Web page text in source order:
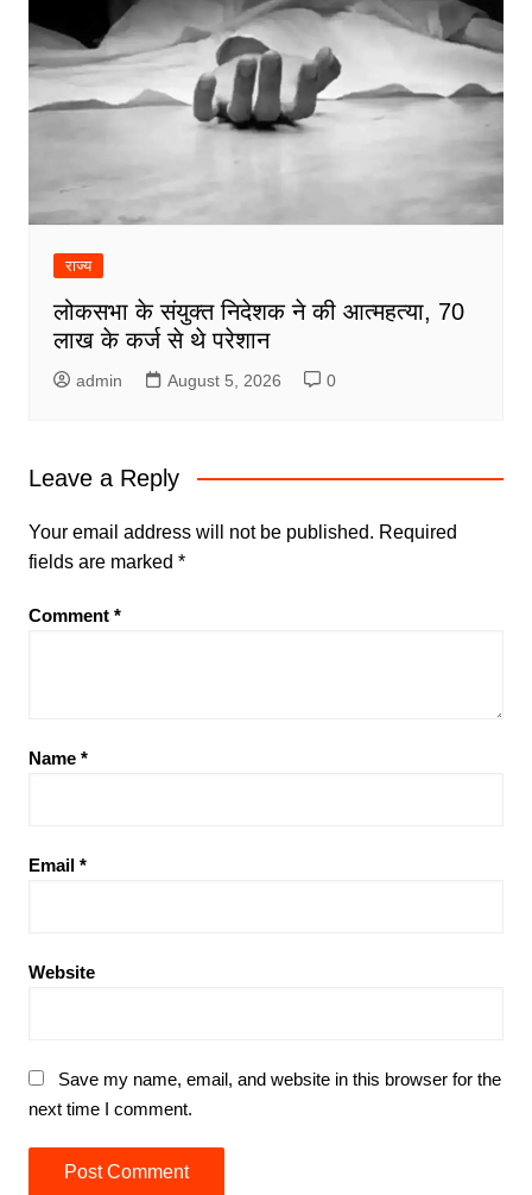
राज्य
लोकसभा के संयुक्त निदेशक ने की आत्महत्या, 70
लाख के कर्ज से थे परेशान
admin August 5, 2026 0
Leave a Reply
Your email address will not be published. Required
fields are marked *
Comment *
Name *
Email *
Website
Save my name, email, and website in this browser for the
next time I comment.